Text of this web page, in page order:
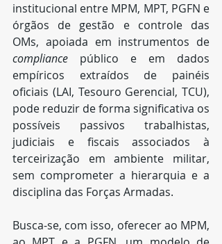
institucional entre MPM, MPT, PGFN e
órgãos de gestão e controle das
compliance público e em dados
empíricos extraídos de painéis
oficiais (LAI, Tesouro Gerencial, TCU),
pode reduzir de forma significativa os
possíveis passivos trabalhistas,
judiciais e fiscais associados à
terceirização em ambiente militar,
sem comprometer a hierarquia e a
disciplina das Forças Armadas.
Busca-se, com isso, oferecer ao MPM,